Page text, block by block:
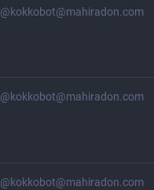
@kokkobot@mahiradon.com
@kokkobot@mahiradon.com
@kokkobot@mahiradon.com